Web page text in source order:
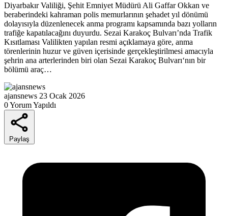
Diyarbakır Valiliği, Şehit Emniyet Müdürü Ali Gaffar Okkan ve
beraberindeki kahraman polis memurlarının şehadet yıl dönümü
dolayısıyla düzenlenecek anma programı kapsamında bazı yolların
trafiğe kapatılacağını duyurdu. Sezai Karakoç Bulvarı’nda Trafik
Kısıtlaması Valilikten yapılan resmi açıklamaya göre, anma
törenlerinin huzur ve güven içerisinde gerçekleştirilmesi amacıyla
şehrin ana arterlerinden biri olan Sezai Karakoç Bulvarı‘nın bir
bölümü araç…
ajansnews 23 Ocak 2026
0 Yorum Yapıldı
Paylaş